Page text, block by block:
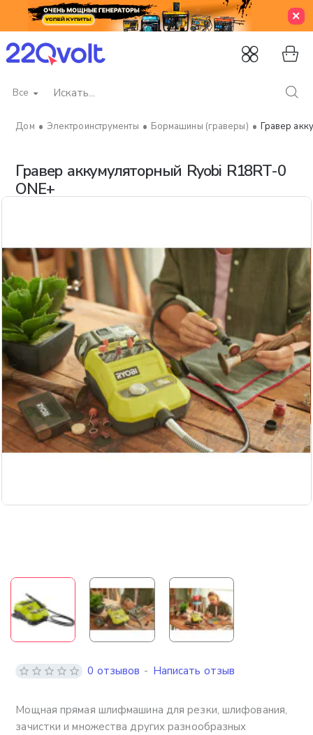
Все
Искать...
Гравер аккумуляторный Ryobi R18RT-0
ONE+
Электроинструменты Бормашины (граверы) Гравер
Мощная прямая шлифмашина для резки, шлифования,
зачистки и множества других разнообразных
0 отзывов - Написать отзыв